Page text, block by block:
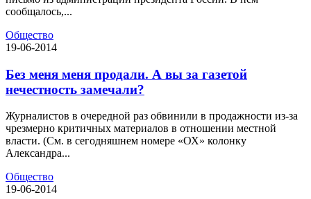
сообщалось,...
Общество
19-06-2014
Без меня меня продали. А вы за газетой
нечестность замечали?
Журналистов в очередной раз обвинили в продажности из-за
чрезмерно критичных материалов в отношении местной
власти. (См. в сегодняшнем номере «ОХ» колонку
Александра...
Общество
19-06-2014